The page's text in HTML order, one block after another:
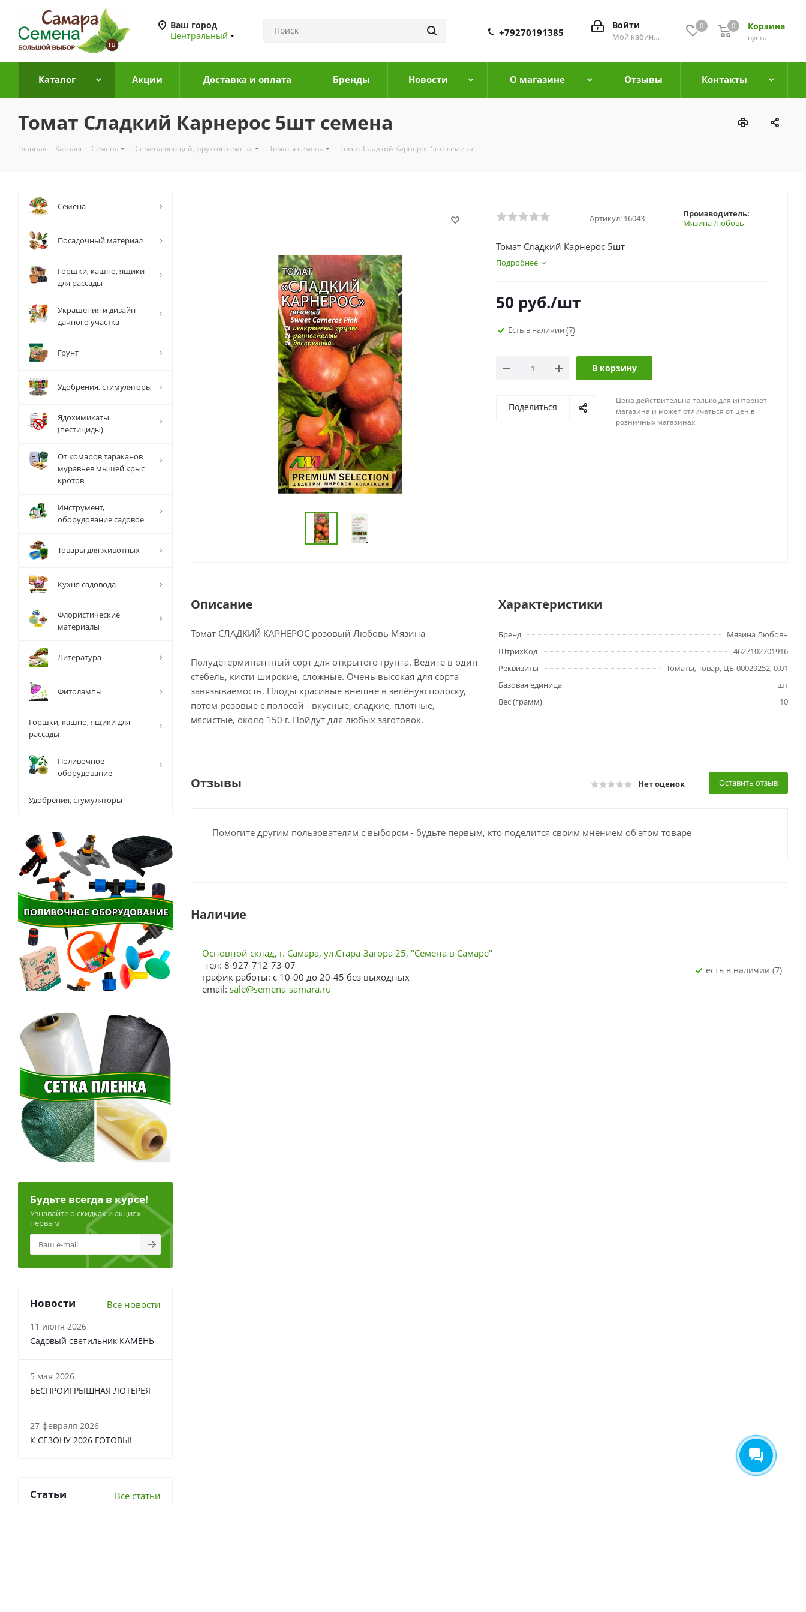
Ваш город
Центральный
0 Корзина
0
пуста
0
Войти
Мой кабинет
+79270191385
Каталог Акции Доставка и оплата Бренды Новости О магазине Отзывы Контакты
Томат Сладкий Карнерос 5шт семена
Главная - Каталог - Семена - Семена овощей, фруктов семена - Томаты семена - Томат Сладкий Карнерос 5шт семена
Артикул: 16043
Производитель:
Мязина Любовь
Томат Сладкий Карнерос 5шт
Подробнее
50 руб./шт
Есть в наличии (7)
В корзину
Поделиться
Цена действительна только для интернет-
магазина и может отличаться от цен в
розничных магазинах
Описание
Томат СЛАДКИЙ КАРНЕРОС розовый Любовь Мязина
Полудетерминантный сорт для открытого грунта. Ведите в один
стебель, кисти широкие, сложные. Очень высокая для сорта
завязываемость. Плоды красивые внешне в зелёную полоску,
потом розовые с полосой - вкусные, сладкие, плотные,
мясистые, около 150 г. Пойдут для любых заготовок.
Характеристики
Бренд
Мязина Любовь
ШтрихКод
4627102701916
Реквизиты
Томаты, Товар, ЦБ-00029252, 0.01
Базовая единица
шт
Вес (грамм)
10
Отзывы Нет оценок Оставить отзыв
Помогите другим пользователям с выбором - будьте первым, кто поделится своим мнением об этом товаре
Наличие
Основной склад, г. Самара, ул.Стара-Загора 25, "Семена в Самаре"
тел: 8-927-712-73-07
график работы: с 10-00 до 20-45 без выходных
email: sale@semena-samara.ru
Есть в наличии (7)
Семена
Посадочный материал
Горшки, кашпо, ящики
для рассады
Украшения и дизайн
дачного участка
Грунт
Удобрения, стимуляторы
Ядохимикаты
(пестициды)
От комаров тараканов
муравьев мышей крыс
кротов
Инструмент,
оборудование садовое
Товары для животных
Кухня садовода
Флористические
материалы
Литература
Фитолампы
Горшки, кашпо, ящики для
рассады
Поливочное
оборудование
Удобрения, стумуляторы
Будьте всегда в курсе!
Узнавайте о скидках и акциях
первым
Новости Все новости
11 июня 2026
Садовый светильник КАМЕНЬ
5 мая 2026
БЕСПРОИГРЫШНАЯ ЛОТЕРЕЯ
27 февраля 2026
К СЕЗОНУ 2026 ГОТОВЫ!
Статьи Все статьи